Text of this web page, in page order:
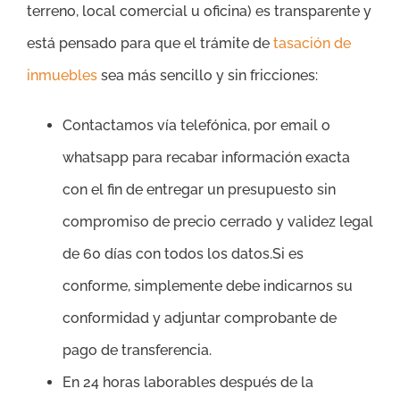
terreno, local comercial u oficina) es transparente y
está pensado para que el trámite de tasación de
inmuebles sea más sencillo y sin fricciones:
Contactamos vía telefónica, por email o
whatsapp para recabar información exacta
con el fin de entregar un presupuesto sin
compromiso de precio cerrado y validez legal
de 60 días con todos los datos.Si es
conforme, simplemente debe indicarnos su
conformidad y adjuntar comprobante de
pago de transferencia.
En 24 horas laborables después de la